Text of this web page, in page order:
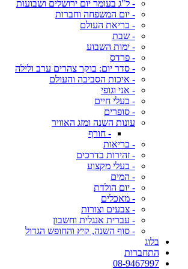
- ל"ג בעומר יום ירושלים ושבועות
- יום המשפחה וחברות
- בריאת העולם
- שבת
- ימות השבוע
- פרדס
- סדר יום: בוקר צהרים ערב ולילה
- איכות הסביבה והעולם
- אני וגופי
- בעלי חיים
- סופרים
עונות השנה ומזג האוויר
- חורף
- בריאות
- זהירות בדרכים
- בעלי מקצוע
- המים
- יום הולדת
- מאכלים
- צבעים וצורות
- עברית אנגלית וחשבון
- סוף השנה, קיץ והחופש הגדול
בלוג
התחברות
08-9467997